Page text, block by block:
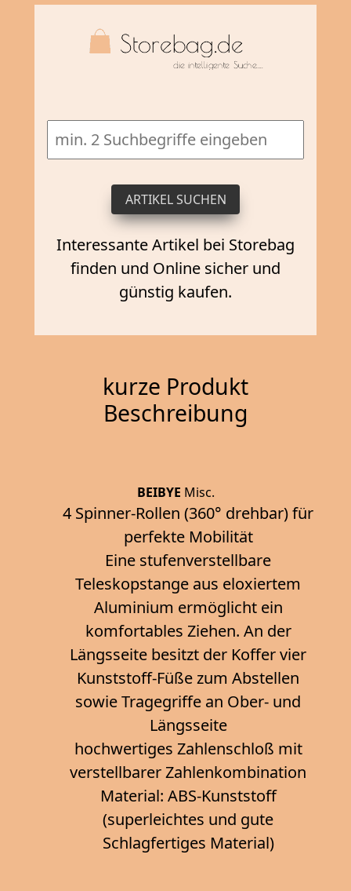
Interessante Artikel bei Storebag
finden und Online sicher und
günstig kaufen.
kurze Produkt
Beschreibung
BEIBYE Misc.
4 Spinner-Rollen (360° drehbar) für
perfekte Mobilität
Eine stufenverstellbare
Teleskopstange aus eloxiertem
Aluminium ermöglicht ein
komfortables Ziehen. An der
Längsseite besitzt der Koffer vier
Kunststoff-Füße zum Abstellen
sowie Tragegriffe an Ober- und
Längsseite
hochwertiges Zahlenschloß mit
verstellbarer Zahlenkombination
Material: ABS-Kunststoff
(superleichtes und gute
Schlagfertiges Material)